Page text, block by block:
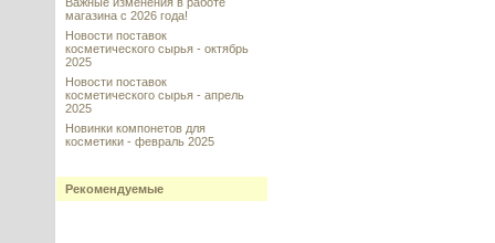
магазина с 2026 года!
Новости поставок
косметического сырья - октябрь
2025
Новости поставок
косметического сырья - апрель
2025
Новинки компонетов для
косметики - февраль 2025
Рекомендуемые